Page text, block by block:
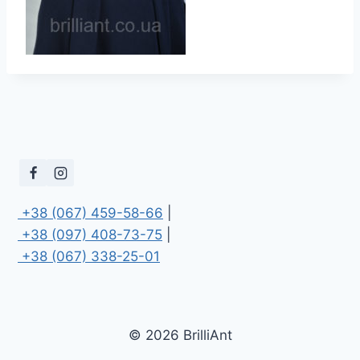
+38 (067) 459-58-66
+38 (097) 408-73-75
+38 (067) 338-25-01
© 2026 BrilliAnt